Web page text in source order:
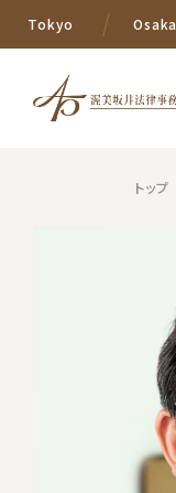
Tokyo Osaka
トップ